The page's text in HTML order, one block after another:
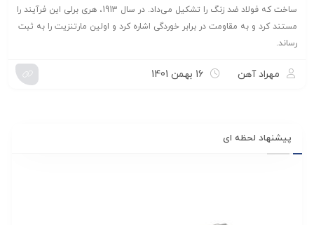
ساخت که فولاد ضد زنگ را تشکیل می‌داد. در سال 1913، هری برلی این فرآیند را
مستند کرد و به مقاومت در برابر خوردگی اشاره کرد و اولین مارتنزیت را به ثبت
رساند.
مهراد آهن 16 بهمن 1401
پیشنهاد لحظه ای